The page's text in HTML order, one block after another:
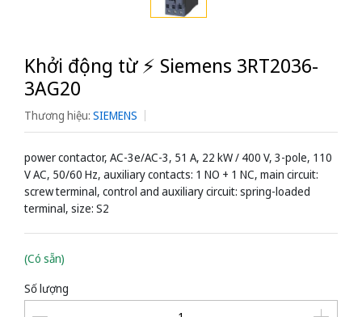
Khởi động từ ⚡️ Siemens 3RT2036-
3AG20
Thương hiệu: SIEMENS
power contactor, AC-3e/AC-3, 51 A, 22 kW / 400 V, 3-pole, 110
V AC, 50/60 Hz, auxiliary contacts: 1 NO + 1 NC, main circuit:
screw terminal, control and auxiliary circuit: spring-loaded
terminal, size: S2
(Có sẵn)
Số lượng